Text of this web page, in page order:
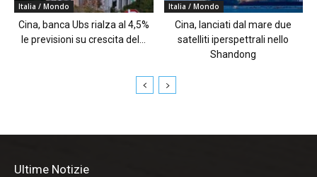
Italia / Mondo
Cina, banca Ubs rialza al 4,5%
le previsioni su crescita del...
Italia / Mondo
Cina, lanciati dal mare due
satelliti iperspettrali nello
Shandong
Ultime Notizie